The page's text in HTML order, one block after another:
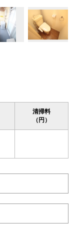
清掃料
（円）